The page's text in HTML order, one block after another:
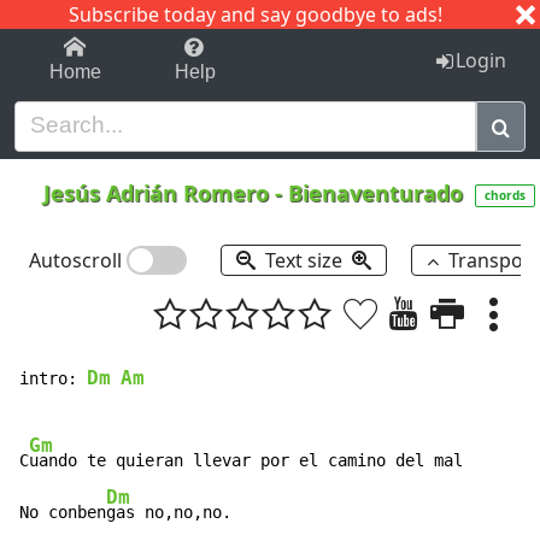
Subscribe today and say goodbye to ads!
1-9 C I J
Home Help Login
Jesús Adrián Romero- Bienaventurado chords
Autoscroll Text size
intro: Dm Am
C
Gm
uando te quieran llevar por el camino del mal
No conben
Dm